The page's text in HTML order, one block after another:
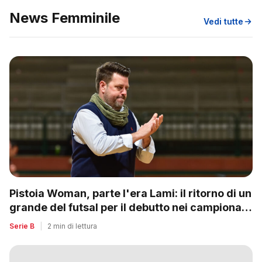
News Femminile Vedi tutte
Pistoia Woman, parte l'era Lami: il ritorno di un
grande del futsal per il debutto nei campionati
nazionali
Serie B 2 min di lettura